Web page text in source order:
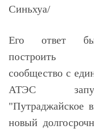
Синьхуа/
Его ответ
построить
сообщество с
АТЭС
"Путраджайское
новый